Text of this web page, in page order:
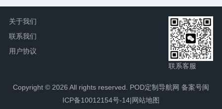
关于我们
联系我们
用户协议
联系客服
Copyright © 2026 All rights reserved. POD定制导航网 备案号闽
ICP备10012154号-14|网站地图